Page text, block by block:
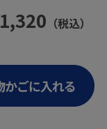
1,320 （税込）